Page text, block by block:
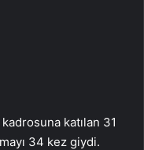
katılan 31
34 kez giydi.